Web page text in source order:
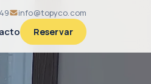
info@topyco.com
Reservar